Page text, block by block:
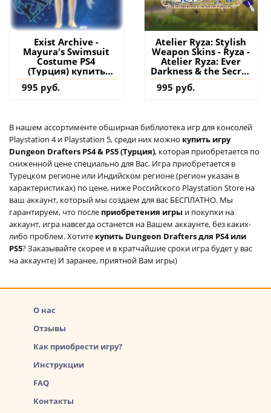
Exist Archive -
Mayura's Swimsuit
Costume PS4
(Турция) купить
дополнение на
аккаунт
995 руб.
Atelier Ryza: Stylish
Weapon Skins - Ryza -
Atelier Ryza: Ever
Darkness & the Secret
Hideout PS4 (Турция)
купить дополнение
995 руб.
В нашем ассортименте обширная библиотека игр для консолей
Playstation 4 и Playstation 5, среди них можно купить игру
Dungeon Drafters PS4 & PS5 (Турция), которая приобретается по
сниженной цене специально для Вас. Игра приобретается в
Турецком регионе или Индийском регионе (регион указан в
характеристиках) по цене, ниже Российского Playstation Store на
ваш аккаунт, который мы создаем для вас БЕСПЛАТНО. Мы
гарантируем, что после приобретения игры и покупки на
аккаунт, игра навсегда останется на Вашем аккаунте, без каких-
либо проблем. Хотите купить Dungeon Drafters для PS4 или
PS5? Заказывайте скорее и в кратчайшие сроки игра будет у вас
на аккаунте) И заранее, приятной Вам игры)
О нас
Отзывы
Как приобрести игру?
Инструкции
FAQ
Контакты